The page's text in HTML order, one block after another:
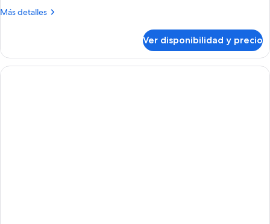
Más detalles
Más
Ver disponibilidad y precio